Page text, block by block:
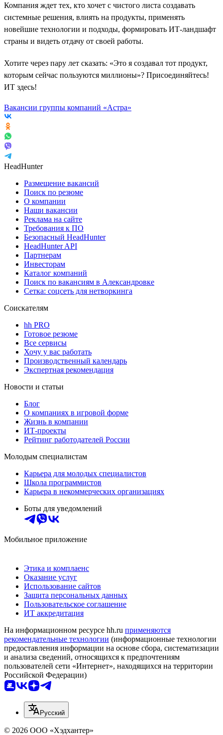
Компания ждет тех, кто хочет с чистого листа создавать
системные решения, влиять на продукты, применять
новейшие технологии и подходы, формировать ИТ-ландшафт
страны и видеть отдачу от своей работы.
Хотите через пару лет сказать: «Это я создавал тот продукт,
которым сейчас пользуются миллионы»? Присоединяйтесь!
ИТ здесь!
Вакансии группы компаний «Астра»
HeadHunter
Размещение вакансий
Поиск по резюме
О компании
Наши вакансии
Реклама на сайте
Требования к ПО
Безопасный HeadHunter
HeadHunter API
Партнерам
Инвесторам
Каталог компаний
Поиск по вакансиям в Александровке
Сетка: соцсеть для нетворкинга
Соискателям
hh PRO
Готовое резюме
Все сервисы
Хочу у вас работать
Производственный календарь
Экспертная рекомендация
Новости и статьи
Блог
О компаниях в игровой форме
Жизнь в компании
ИТ-проекты
Рейтинг работодателей России
Молодым специалистам
Карьера для молодых специалистов
Школа программистов
Карьера в некоммерческих организациях
Боты для уведомлений
Мобильное приложение
Этика и комплаенс
Оказание услуг
Использование сайтов
Защита персональных данных
Пользовательское соглашение
ИТ аккредитация
На информационном ресурсе hh.ru применяются
рекомендательные технологии (информационные технологии
предоставления информации на основе сбора, систематизации
и анализа сведений, относящихся к предпочтениям
пользователей сети «Интернет», находящихся на территории
Российской Федерации)
Русский
© 2026 ООО «Хэдхантер»